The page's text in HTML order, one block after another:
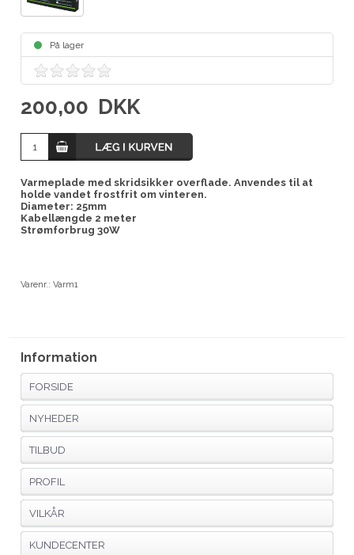
På lager
200,00 DKK
Varmeplade med skridsikker overflade. Anvendes til at
holde vandet frostfrit om vinteren.
Diameter: 25mm
Kabellængde 2 meter
Strømforbrug 30W
Varenr.:Varm1
Information
FORSIDE
NYHEDER
TILBUD
PROFIL
VILKÅR
KUNDECENTER